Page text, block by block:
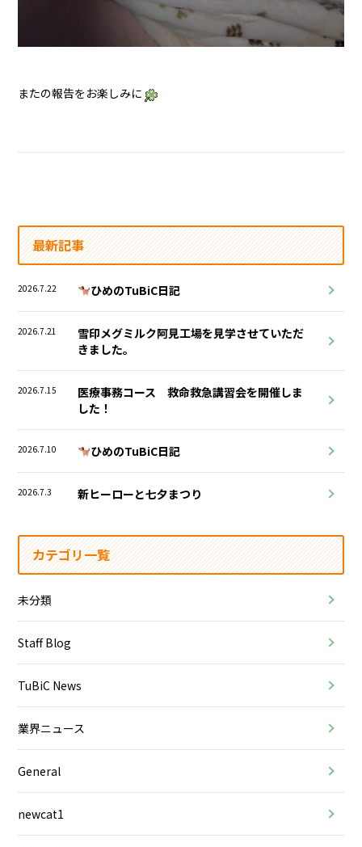
またの報告をお楽しみに
最新記事
2026.7.22 ひめのTuBiC日記
2026.7.21
雪印メグミルク阿見工場を見学させていただ
きました。
2026.7.15
医療事務コース 救命救急講習会を開催しま
した！
2026.7.10 ひめのTuBiC日記
2026.7.3 新ヒーローと七夕まつり
カテゴリ一覧
未分類
Staff Blog
TuBiC News
業界ニュース
General
newcat1